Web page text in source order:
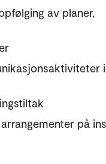
av planer,
på